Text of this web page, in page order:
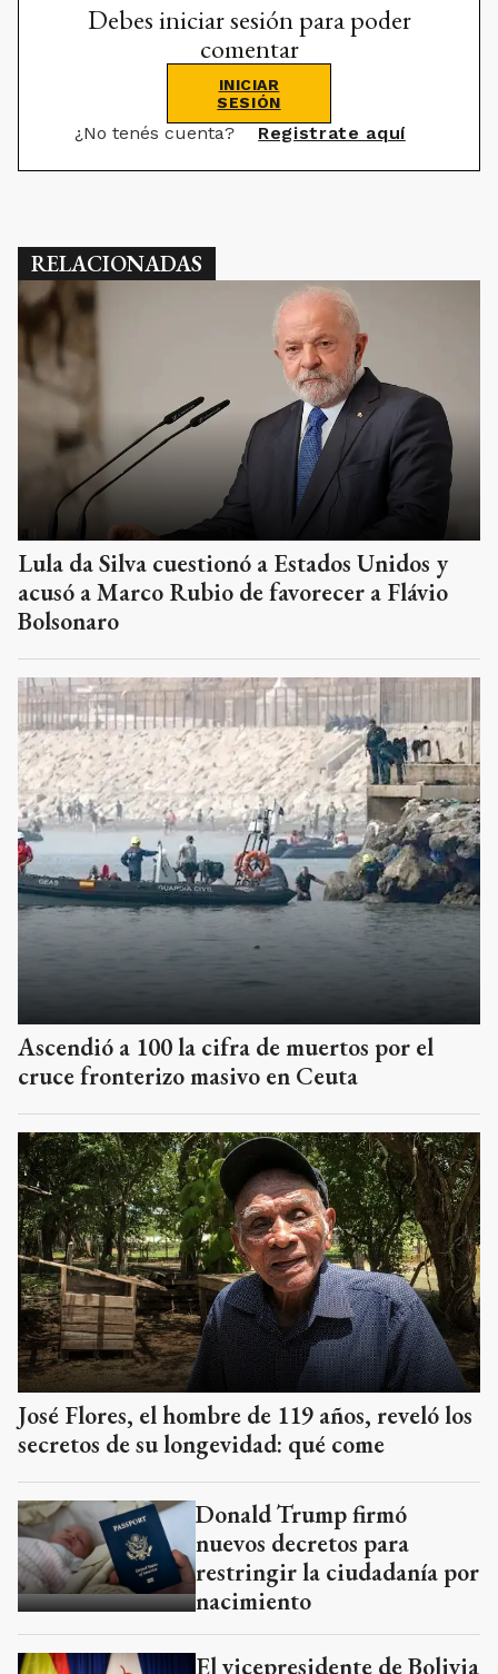
Debes iniciar sesión para poder
comentar
INICIAR
SESIÓN
¿No tenés cuenta? Registrate aquí
RELACIONADAS
Lula da Silva cuestionó a Estados Unidos y
acusó a Marco Rubio de favorecer a Flávio
Bolsonaro
Ascendió a 100 la cifra de muertos por el
cruce fronterizo masivo en Ceuta
José Flores, el hombre de 119 años, reveló los
secretos de su longevidad: qué come
Donald Trump firmó
nuevos decretos para
restringir la ciudadanía por
nacimiento
El vicepresidente de Bolivia